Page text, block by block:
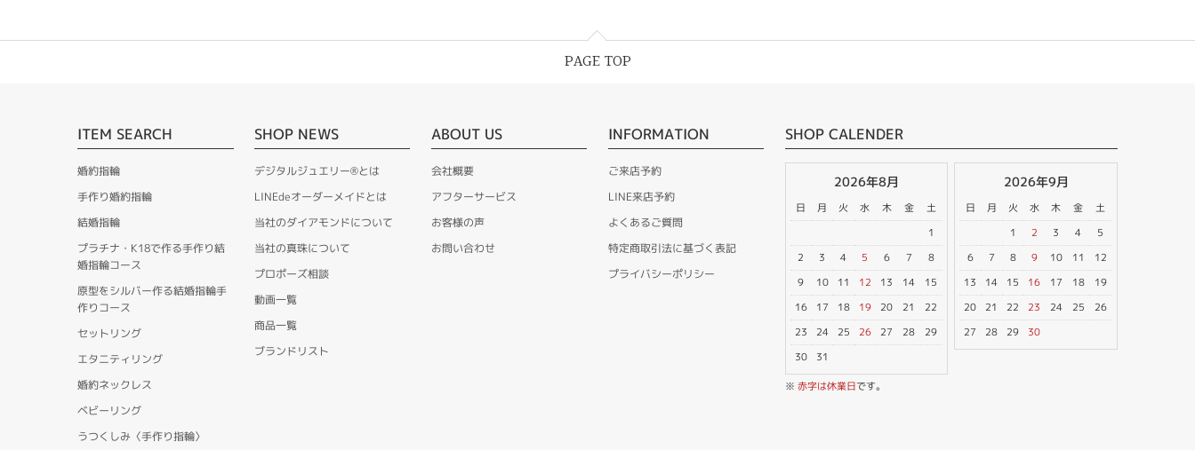
PAGE TOP
ITEM SEARCH
婚約指輪
手作り婚約指輪
結婚指輪
プラチナ・K18で作る手作り結
婚指輪コース
原型をシルバー作る結婚指輪手
作りコース
セットリング
エタニティリング
婚約ネックレス
ベビーリング
うつくしみ〈手作り指輪〉
SHOP NEWS
デジタルジュエリー®とは
LINEdeオーダーメイドとは
当社のダイアモンドについて
当社の真珠について
プロポーズ相談
動画一覧
商品一覧
ブランドリスト
ABOUT US
会社概要
アフターサービス
お客様の声
お問い合わせ
INFORMATION
ご来店予約
LINE来店予約
よくあるご質問
特定商取引法に基づく表記
プライバシーポリシー
SHOP CALENDER
2026年8月
日 月 火 水 木 金
土
1
2
3 4 5 6 7
8
9
10 11 12 13 14
15
16
17 18 19 20 21
22
23
24 25 26 27 28
29
30
31
2026年9月
日 月 火 水 木 金
土
1
2 3 4
5
6
7 8 9 10 11
12
13
14 15 16 17 18
19
20
21 22 23 24 25
26
27
28 29 30
※ 赤字は休業日です。